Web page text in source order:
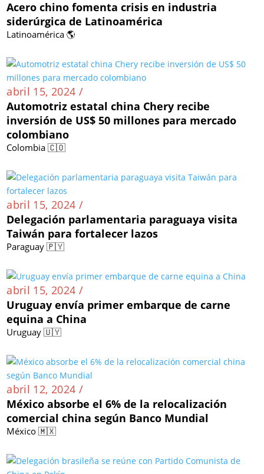
Acero chino fomenta crisis en industria
siderúrgica de Latinoamérica
Latinoamérica 🌎
abril 15, 2024 /
Automotriz estatal china Chery recibe
inversión de US$ 50 millones para mercado
colombiano
Colombia 🇨🇴
abril 15, 2024 /
Delegación parlamentaria paraguaya visita
Taiwán para fortalecer lazos
Paraguay 🇵🇾
abril 15, 2024 /
Uruguay envía primer embarque de carne
equina a China
Uruguay 🇺🇾
abril 12, 2024 /
México absorbe el 6% de la relocalización
comercial china según Banco Mundial
México 🇲🇽